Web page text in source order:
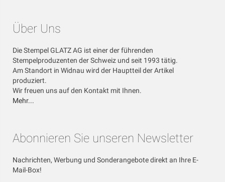
Über Uns
Die Stempel GLATZ AG ist einer der führenden
Stempelproduzenten der Schweiz und seit 1993 tätig.
Am Standort in Widnau wird der Hauptteil der Artikel
produziert.
Wir freuen uns auf den Kontakt mit Ihnen.
Mehr...
Abonnieren Sie unseren Newsletter
Nachrichten, Werbung und Sonderangebote direkt an Ihre E-
Mail-Box!